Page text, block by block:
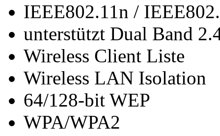
IEEE802.11n /
unterstützt Dual Band
Wireless Client Liste
Wireless LAN Isolation
64/128-bit WEP
WPA/WPA2